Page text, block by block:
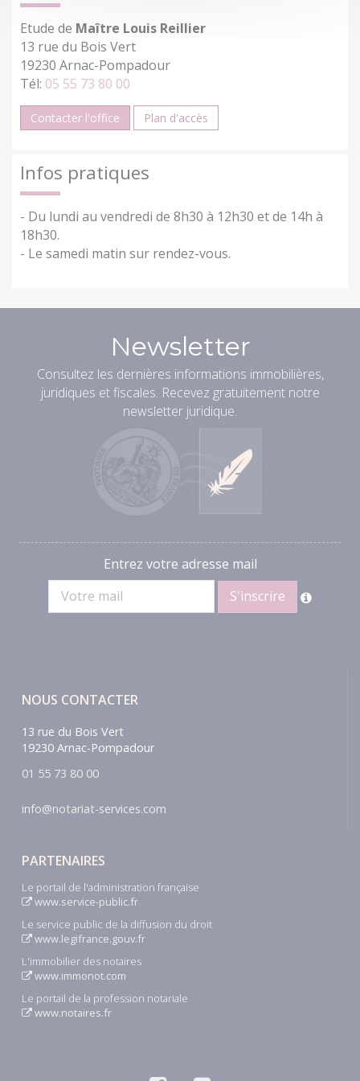
Etude de Maître Louis Reillier
13 rue du Bois Vert
19230 Arnac-Pompadour
Tél: 05 55 73 80 00
Contacter l'office Plan d'accès
Infos pratiques
- Du lundi au vendredi de 8h30 à 12h30 et de 14h à
18h30.
- Le samedi matin sur rendez-vous.
Newsletter
Consultez les dernières informations immobilières,
juridiques et fiscales. Recevez gratuitement notre
newsletter juridique.
Entrez votre adresse mail
NOUS CONTACTER
13 rue du Bois Vert
19230 Arnac-Pompadour
01 55 73 80 00
info@notariat-services.com
PARTENAIRES
Le portail de l'administration française
www.service-public.fr
Le service public de la diffusion du droit
www.legifrance.gouv.fr
L'immobilier des notaires
www.immonot.com
Le portail de la profession notariale
www.notaires.fr